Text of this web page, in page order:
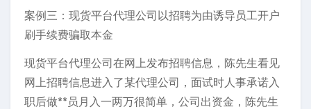
案例三：现货平台代理公司以招聘为由诱导员工开户
刷手续费骗取本金
现货平台代理公司在网上发布招聘信息，陈先生看见
网上招聘信息进入了某代理公司，面试时人事承诺入
职后做**员月入一两万很简单，公司出资金，陈先生